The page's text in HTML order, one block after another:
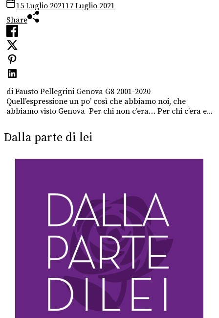
15 Luglio 202117 Luglio 2021
Share
di Fausto Pellegrini Genova G8 2001-2020
Quell’espressione un po’ così che abbiamo noi, che
abbiamo visto Genova Per chi non c’era… Per chi c’era e...
Dalla parte di lei